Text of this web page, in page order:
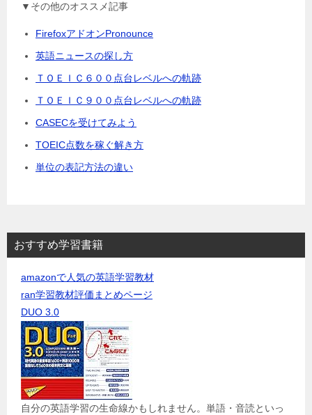
▼その他のオススメ記事
FirefoxアドオンPronounce
英語ニュースの探し方
ＴＯＥＩＣ６００点台レベルへの軌跡
ＴＯＥＩＣ９００点台レベルへの軌跡
CASECを受けてみよう
TOEIC点数を稼ぐ解き方
単位の表記方法の違い
おすすめ学習書籍
amazonで人気の英語学習教材
ran学習教材評価まとめページ
DUO 3.0
自分の英語学習の生命線かもしれません。単語・音読といっ